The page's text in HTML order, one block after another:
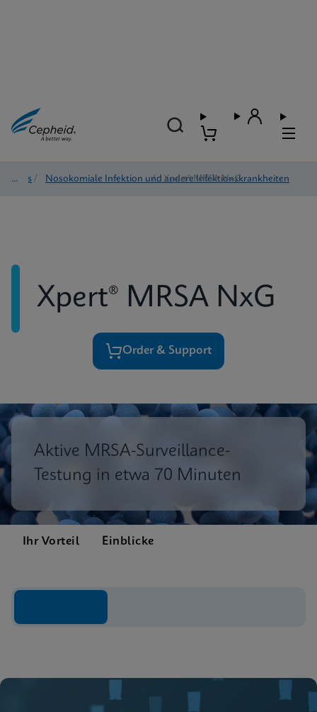
Tests / Nosokomiale Infektion und andere Infektionskrankheiten
/ Xpert® MRSA NxG
Xpert® MRSA NxG
Order & Support
Aktive MRSA-Surveillance-
Testung in etwa 70 Minuten
Ihr Vorteil Einblicke